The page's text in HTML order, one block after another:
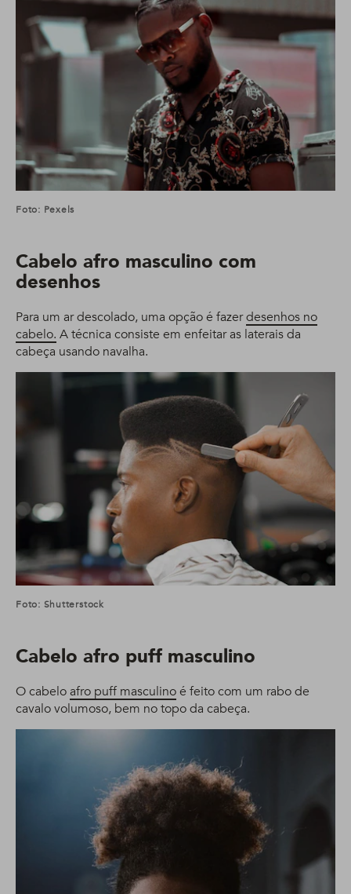
Foto: Pexels
Cabelo afro masculino com
desenhos
Para um ar descolado, uma opção é fazerdesenhos no
cabelo. A técnica consiste em enfeitar as laterais da
cabeça usando navalha.
Foto: Shutterstock
Cabelo afro puff masculino
O cabeloafro puff masculinoé feito com um rabo de
cavalo volumoso, bem no topo da cabeça.